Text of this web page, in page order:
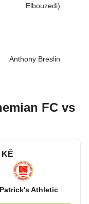
Elbouzedi)
Anthony Breslin
FC vs
KÊ
Athletic